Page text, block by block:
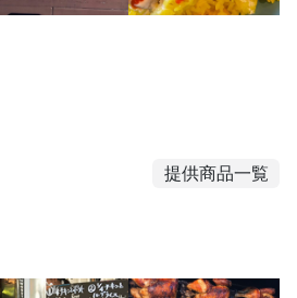
提供商品一覧